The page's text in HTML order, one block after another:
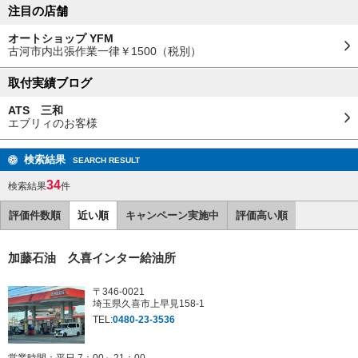
注目の店舗
オートショップ YFM
古河市内出張作業一律￥1500（税別）
取付実績ブログ
ATS 三和
エブリィのお客様
検索結果 SEARCH RESULT
検索結果34件
評価件数順 近い順 キャンペーン実施中 評価高い順
加藤石油 久喜インター給油所
〒346-0021
埼玉県久喜市上早見158-1
TEL:0480-23-3536